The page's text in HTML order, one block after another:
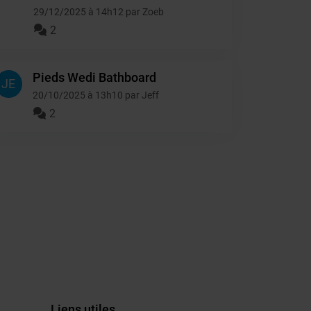
29/12/2025 à 14h12 par Zoeb
2
JE Pieds Wedi Bathboard
20/10/2025 à 13h10 par Jeff
2